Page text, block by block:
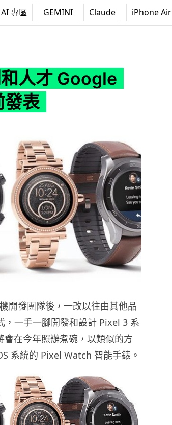
專區 GEMINI Claude iPhone Air
人才 Google
發表
開發團隊後，一改以往由其他品
，一手一腳開發和設計 Pixel 3 系
在今年照辦煮碗，以類似的方
系統的 Pixel Watch 智能手錶。